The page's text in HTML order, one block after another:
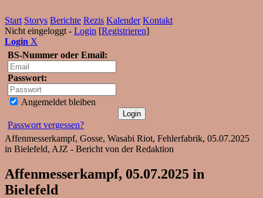
Start Storys Berichte Rezis Kalender Kontakt
Nicht eingeloggt - Login [Registrieren]
Login X
BS-Nummer oder Email:
Passwort:
Angemeldet bleiben
Passwort vergessen?
Affenmesserkampf, Gosse, Wasabi Riot, Fehlerfabrik, 05.07.2025
in Bielefeld, AJZ - Bericht von der Redaktion
Affenmesserkampf, 05.07.2025 in
Bielefeld